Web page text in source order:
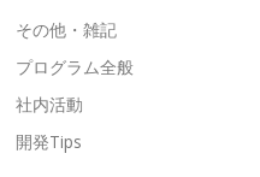
その他・雑記
プログラム全般
社内活動
開発Tips